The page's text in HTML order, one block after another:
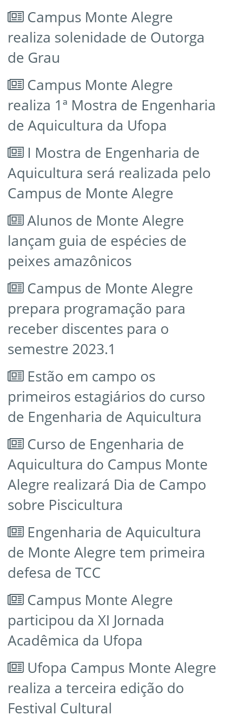
Campus Monte Alegre
realiza solenidade de Outorga
de Grau
Campus Monte Alegre
realiza 1ª Mostra de Engenharia
de Aquicultura da Ufopa
I Mostra de Engenharia de
Aquicultura será realizada pelo
Campus de Monte Alegre
Alunos de Monte Alegre
lançam guia de espécies de
peixes amazônicos
Campus de Monte Alegre
prepara programação para
receber discentes para o
semestre 2023.1
Estão em campo os
primeiros estagiários do curso
de Engenharia de Aquicultura
Curso de Engenharia de
Aquicultura do Campus Monte
Alegre realizará Dia de Campo
sobre Piscicultura
Engenharia de Aquicultura
de Monte Alegre tem primeira
defesa de TCC
Campus Monte Alegre
participou da XI Jornada
Acadêmica da Ufopa
Ufopa Campus Monte Alegre
realiza a terceira edição do
Festival Cultural